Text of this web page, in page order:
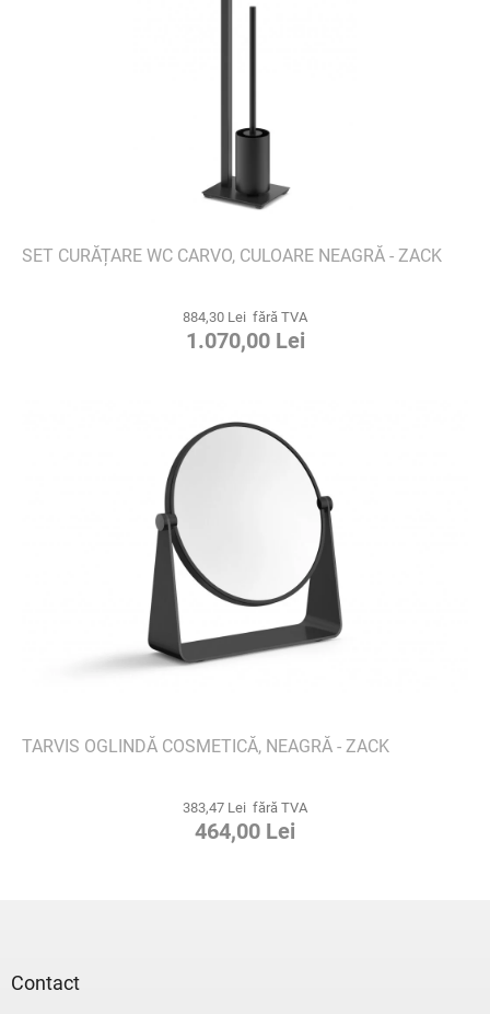
SET CURĂȚARE WC CARVO, CULOARE NEAGRĂ - ZACK
884,30 Lei fără TVA
1.070,00 Lei
TARVIS OGLINDĂ COSMETICĂ, NEAGRĂ - ZACK
383,47 Lei fără TVA
464,00 Lei
Contact